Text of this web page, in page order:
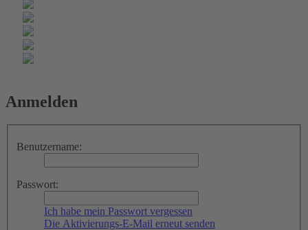
Anmelden
Benutzername:
Passwort:
Ich habe mein Passwort vergessen
Die Aktivierungs-E-Mail erneut senden